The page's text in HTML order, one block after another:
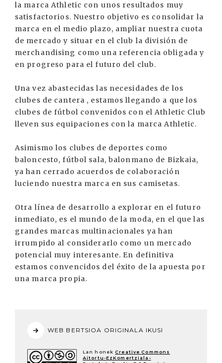
la marca Athletic con unos resultados muy
satisfactorios. Nuestro objetivo es consolidar la
marca en el medio plazo, ampliar nuestra cuota
de mercado y situar en el club la división de
merchandising como una referencia obligada y
en progreso para el futuro del club.
Una vez abastecidas las necesidades de los
clubes de cantera , estamos llegando a que los
clubes de fútbol convenidos con el Athletic Club
lleven sus equipaciones con la marca Athletic.
Asimismo los clubes de deportes como
baloncesto, fútbol sala, balonmano de Bizkaia,
ya han cerrado acuerdos de colaboración
luciendo nuestra marca en sus camisetas.
Otra línea de desarrollo a explorar en el futuro
inmediato, es el mundo de la moda, en el que las
grandes marcas multinacionales ya han
irrumpido al considerarlo como un mercado
potencial muy interesante. En definitiva
estamos convencidos del éxito de la apuesta por
una marca propia.
WEB BERTSIOA ORIGINALA IKUSI
Lan honek Creative Commons
Aitortu-EzKomertziala-